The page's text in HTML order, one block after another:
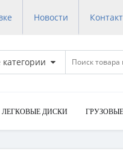
Новости
категории
ЛЕГКОВЫЕ ДИСКИ